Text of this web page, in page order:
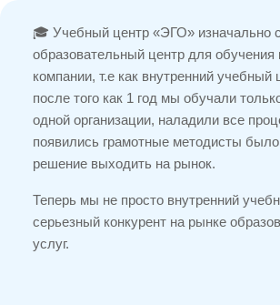
🎓 Учебный центр «ЭГО» изначально
образовательный центр для обучения
компании, т.е как внутренний учебный
после того как 1 год мы обучали
одной организации, наладили все
появились грамотные методисты
решение выходить на рынок.
Теперь мы не просто внутренний
серьезный конкурент на рынке
услуг.